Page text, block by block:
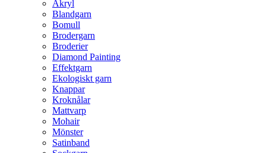
Akryl
Blandgarn
Bomull
Brodergarn
Broderier
Diamond Painting
Effektgarn
Ekologiskt garn
Knappar
Kroknålar
Mattvarp
Mohair
Mönster
Satinband